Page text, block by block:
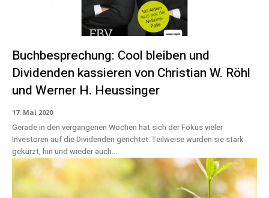
Buchbesprechung: Cool bleiben und
Dividenden kassieren von Christian W. Röhl
und Werner H. Heussinger
17. Mai 2020
Gerade in den vergangenen Wochen hat sich der Fokus vieler
Investoren auf die Dividenden gerichtet. Teilweise wurden sie stark
gekürzt, hin und wieder auch...